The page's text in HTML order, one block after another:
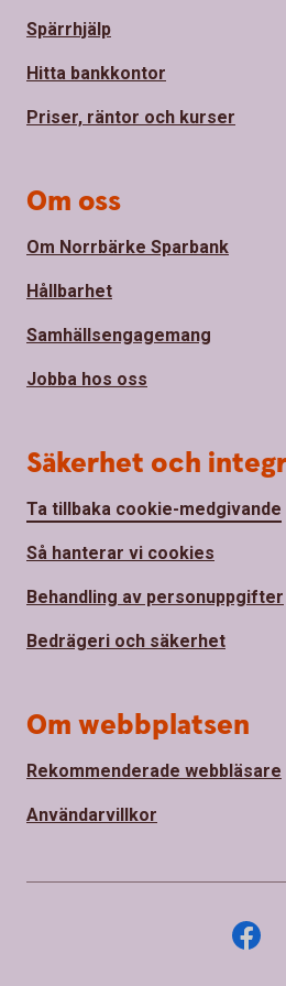
Spärrhjälp
Hitta bankkontor
Priser, räntor och kurser
Om oss
Om Norrbärke Sparbank
Hållbarhet
Samhällsengagemang
Jobba hos oss
Säkerhet och
Ta tillbaka cookie-medgivande
Så hanterar vi cookies
Behandling av personuppgifter
Bedrägeri och säkerhet
Om webbplatsen
Rekommenderade webbläsare
Användarvillkor